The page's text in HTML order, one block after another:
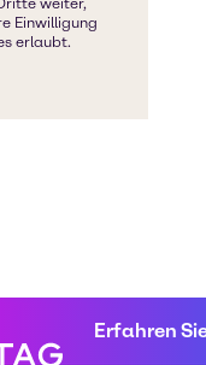
Erfahren